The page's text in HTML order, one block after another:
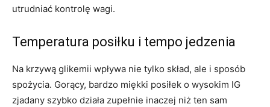
utrudniać kontrolę wagi.
Temperatura posiłku i tempo jedzenia
Na krzywą glikemii wpływa nie tylko skład, ale i sposób
spożycia. Gorący, bardzo miękki posiłek o wysokim IG
zjadany szybko działa zupełnie inaczej niż ten sam